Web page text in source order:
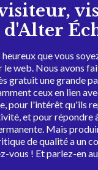
que vous
le web. Nous avons
gratuit une grande
ceux en lien
pour l'intérêt qu'ils
et pour répondre
Mais
de qualité a un
vous ! Et parlez-en